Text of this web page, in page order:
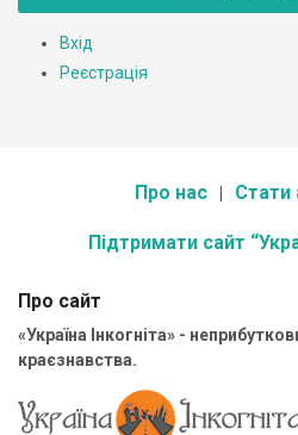
Вхід
Реєстрація
Про нас Стати
Підтримати сайт
Про сайт
«Україна Інкогніта» -
краєзнавства.